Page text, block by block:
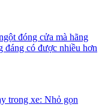
đóng cửa mà hãng
có được nhiều hơn
trong xe: Nhỏ gọn